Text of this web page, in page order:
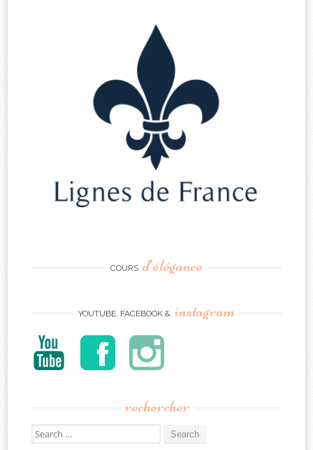
COURS d’élégance
YOUTUBE, FACEBOOK & instagram
rechercher
Search
for: